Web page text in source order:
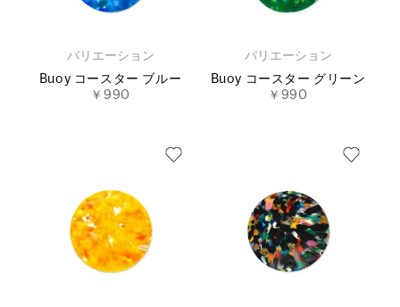
バリエーション
Buoy コースター ブルー
￥990
バリエーション
Buoy コースター グリーン
￥990